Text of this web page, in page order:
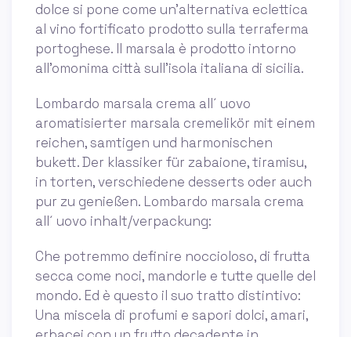
dolce si pone come un’alternativa eclettica
al vino fortificato prodotto sulla terraferma
portoghese. Il marsala è prodotto intorno
all’omonima città sull’isola italiana di sicilia.
Lombardo marsala crema all´ uovo
aromatisierter marsala cremelikör mit einem
reichen, samtigen und harmonischen
bukett. Der klassiker für zabaione, tiramisu,
in torten, verschiedene desserts oder auch
pur zu genießen. Lombardo marsala crema
all´ uovo inhalt/verpackung:
Che potremmo definire noccioloso, di frutta
secca come noci, mandorle e tutte quelle del
mondo. Ed è questo il suo tratto distintivo:
Una miscela di profumi e sapori dolci, amari,